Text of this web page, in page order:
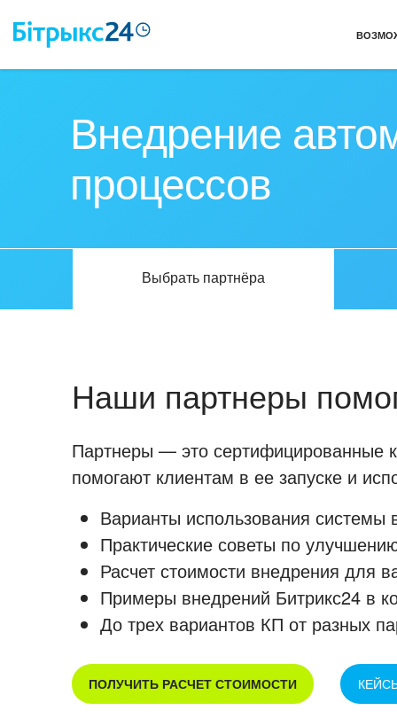
Внедрение
процессов
Выбрать партнёра
Наши партнеры
Партнеры — это сертифицированные
помогают клиентам в ее запуске и
Варианты использования системы
Практические советы по
Расчет стоимости внедрения для
Примеры внедрений Битрикс24 в
До трех вариантов КП от разных
ПОЛУЧИТЬ РАСЧЕТ СТОИМОСТИ